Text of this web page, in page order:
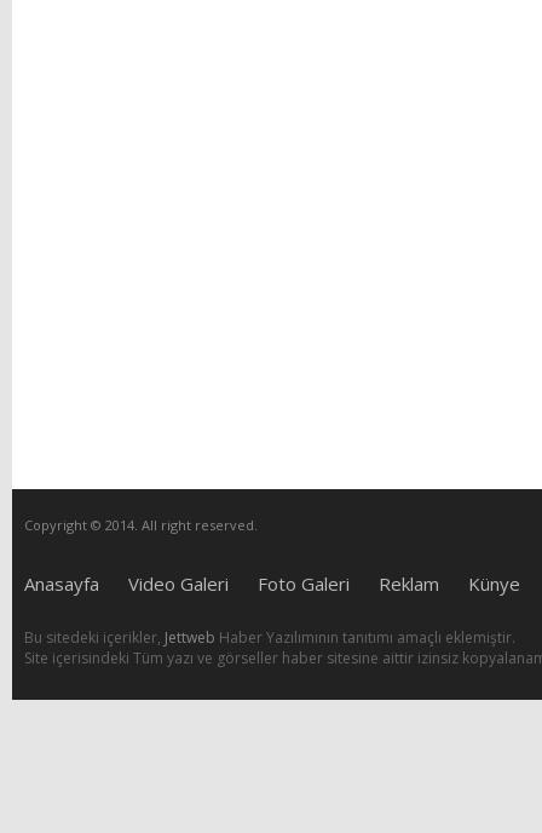
Copyright © 2014. All right reserved.
Anasayfa Video Galeri Foto Galeri Reklam Künye
Bu sitedeki içerikler, Jettweb Haber Yazılımının tanıtımı amaçlı eklemiştir.
Site içerisindeki Tüm yazı ve görseller haber sitesine aittir izinsiz